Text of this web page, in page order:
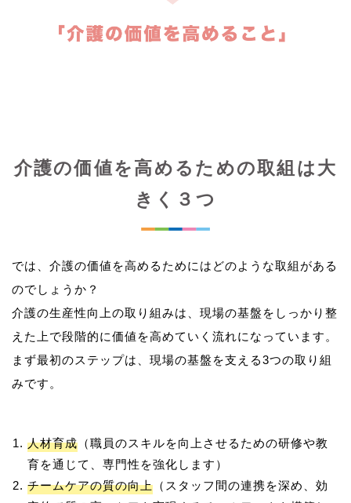
介護の価値を高めるための取組は大
きく３つ
では、介護の価値を高めるためにはどのような取組がある
のでしょうか？
介護の生産性向上の取り組みは、現場の基盤をしっかり整
えた上で段階的に価値を高めていく流れになっています。
まず最初のステップは、現場の基盤を支える3つの取り組
人材育成 （職員のスキルを向上させるための研修や教
育を通じて、専門性を強化します）
チームケアの質の向上 （スタッフ間の連携を深め、効